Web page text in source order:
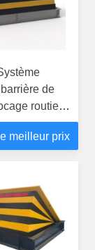
de
routier
PAS
meilleur prix